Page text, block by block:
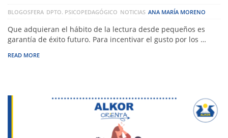
BLOGOSFERA DPTO. PSICOPEDAGÓGICO NOTICIAS ANA MARÍA MORENO
Que adquieran el hábito de la lectura desde pequeños es
garantía de éxito futuro. Para incentivar el gusto por los …
READ MORE